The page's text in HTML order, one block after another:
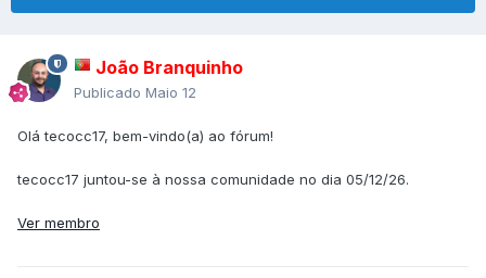
João Branquinho
Publicado Maio 12
Olá tecocc17, bem-vindo(a) ao fórum!
tecocc17 juntou-se à nossa comunidade no dia 05/12/26.
Ver membro